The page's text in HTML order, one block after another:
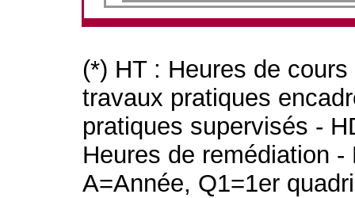
(*) HT : Heures de
travaux pratiques
pratiques supervisés -
Heures de remédiation
A=Année, Q1=1er